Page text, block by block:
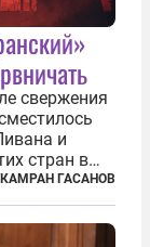
свержения
и
стран в
компании
и
КАМРАН ГАСАНОВ